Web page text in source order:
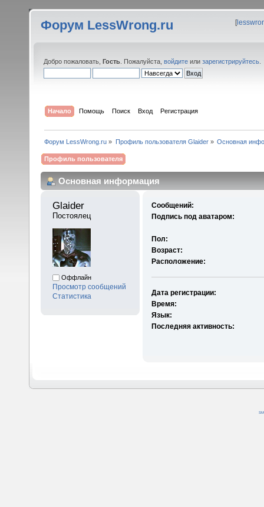
Форум LessWrong.ru [
Добро пожаловать, Гость . Пожалуйста, войдите или зарегистрируйтесь
Начало Помощь Поиск Вход Регистрация
Форум LessWrong.ru » Профиль пользователя Glaider» Основная
Профиль пользователя
Основная информация
Glaider
Постоялец
Оффлайн
Просмотр сообщений
Статистика
Сообщений:
Подпись под аватаром:
Пол:
Возраст:
Расположение:
Дата регистрации:
Время:
Язык:
Последняя активность: